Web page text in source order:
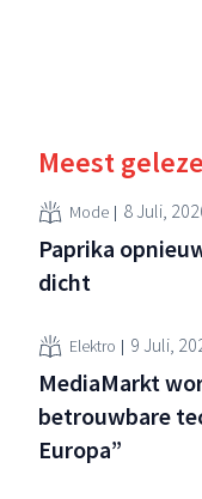
Meest
Mode 8 Juli,
Paprika
dicht
Elektro 9 Juli,
MediaMarkt
betrouwbare
Europa”